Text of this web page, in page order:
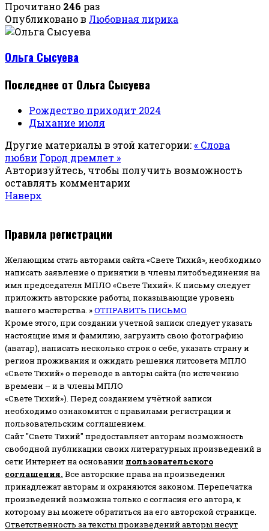
Прочитано 246 раз
Опубликовано в Любовная лирика
Ольга Сысуева
Последнее от Ольга Сысуева
Рождество приходит 2024
Дыхание июля
Другие материалы в этой категории:« Слова
любви Город дремлет »
Авторизуйтесь, чтобы получить возможность
оставлять комментарии
Наверх
Правила регистрации
Желающим стать авторами сайта «Свете Тихий», необходимо
написать заявление о принятии в члены литобъединения на
имя председателя МПЛО «Свете Тихий». К письму следует
приложить авторские работы, показывающие уровень
вашего мастерства. »ОТПРАВИТЬ ПИСЬМО
Кроме этого, при создании учетной записи следует указать
настоящие имя и фамилию, загрузить свою фотографию
(аватар), написать несколько строк о себе, указать страну и
регион проживания и ожидать решения литсовета МПЛО
«Свете Тихий» о переводе в авторы сайта (по истечению
времени – и в члены МПЛО
«Свете Тихий»). Перед созданием учётной записи
необходимо ознакомится с правилами регистрации и
пользовательским соглашением.
Сайт "Свете Тихий" предоставляет авторам возможность
свободной публикации своих литературных произведений в
сети Интернет на основании пользовательского
соглашения. Все авторские права на произведения
принадлежат авторам и охраняются законом. Перепечатка
произведений возможна только с согласия его автора, к
которому вы можете обратиться на его авторской странице.
Ответственность за тексты произведений авторы несут